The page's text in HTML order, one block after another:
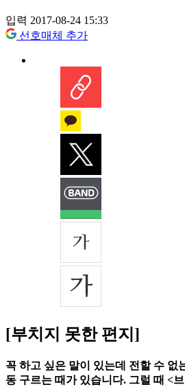
입력 2017-08-24 15:33
선호매체 추가
[부치지 못한 편지]
꼭 하고 싶은 말이 있는데 전할 수 없
동 구르는 때가 있습니다. 그럴 때 <